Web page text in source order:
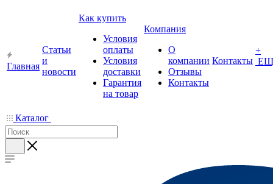
Главная
Статьи
и
новости
Как купить
Условия
оплаты
Условия
доставки
Гарантия
на товар
Компания
О
компании
Отзывы
Контакты
Контакты
+
Каталог